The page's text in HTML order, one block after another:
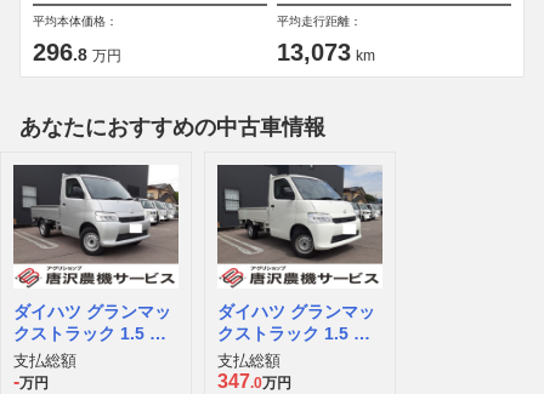
平均本体価格：
296.8 万円
平均走行距離：
13,073 km
あなたにおすすめの中古車情報
ダイハツ グランマッ
クストラック 1.5 GL
3方開
支払総額
-万円
ダイハツ グランマッ
クストラック 1.5 GL
3方開
支払総額
347.0万円